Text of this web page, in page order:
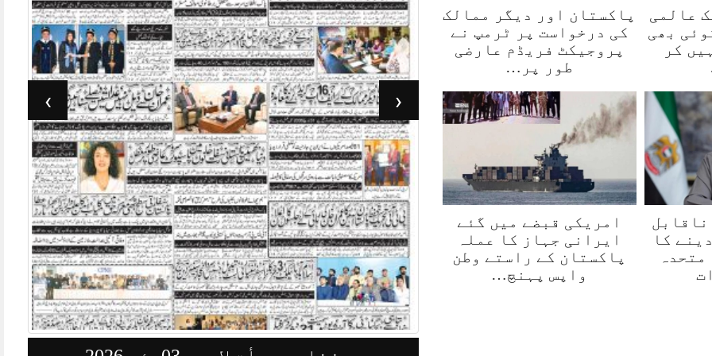
عالمی
بھی
کر
پاکستان اور دیگر ممالک
کی درخواست پر ٹرمپ نے
پروجیکٹ فریڈم عارضی
طور پر…
ناقابل
کا
امریکی قبضے میں گئے
ایرانی جہاز کا عملہ
پاکستان کے راستے وطن
واپس پہنچ…
‹
›